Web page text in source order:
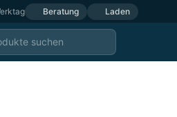
Beratung Laden